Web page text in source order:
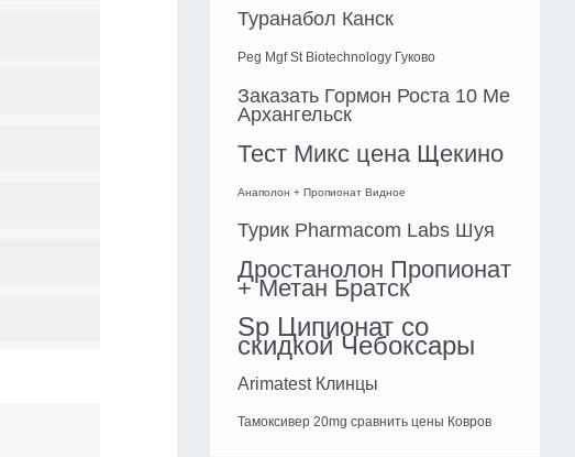
Туранабол Канск
Peg Mgf St Biotechnology Гуково
Заказать Гормон Роста 10 Me
Архангельск
Тест Микс цена Щекино
Анаполон + Пропионат Видное
Турик Pharmacom Labs Шуя
Дростанолон Пропионат
+ Метан Братск
Sp Ципионат со
скидкой Чебоксары
Arimatest Клинцы
Тамоксивер 20mg сравнить цены Ковров